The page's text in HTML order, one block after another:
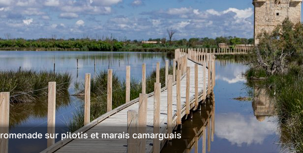
sur pilotis et marais camarguais